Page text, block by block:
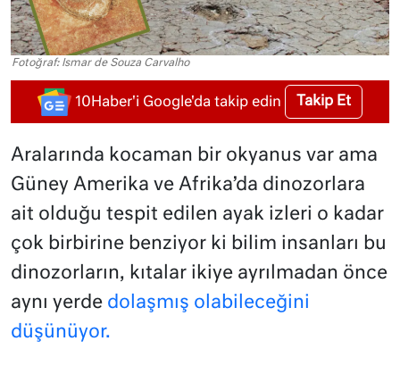
Fotoğraf: Ismar de Souza Carvalho
10Haber'i Google'da takip edin Takip Et
Aralarında kocaman bir okyanus var ama
Güney Amerika ve Afrika’da dinozorlara
ait olduğu tespit edilen ayak izleri o kadar
çok birbirine benziyor ki bilim insanları bu
dinozorların, kıtalar ikiye ayrılmadan önce
aynı yerde dolaşmış olabileceğini
düşünüyor.